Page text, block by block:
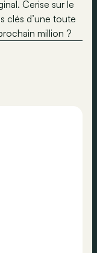
Cerise sur le
clés d’une toute
million ?